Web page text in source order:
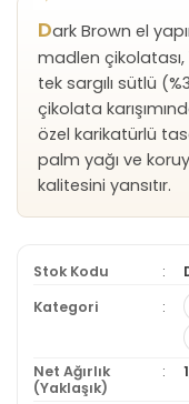
Dark Brown el
madlen çikolatası,
tek sargılı sütlü
çikolata
özel karikatürlü
palm yağı ve
kalitesini yansıtır.
Stok Kodu
Kategori
Net Ağırlık
(Yaklaşık)